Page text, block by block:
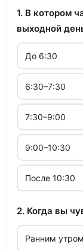
1. В котором
выходной
До 6:30
6:30–7:30
7:30–9:00
9:00–10:30
После 10:30
2. Когда вы
Ранним